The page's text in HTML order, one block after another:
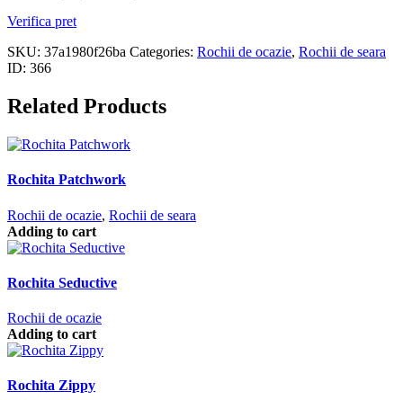
Verifica pret
SKU: 37a1980f26ba Categories: Rochii de ocazie, Rochii de seara
ID: 366
Related Products
Rochita Patchwork
Rochii de ocazie, Rochii de seara
Adding to cart
Rochita Seductive
Rochii de ocazie
Adding to cart
Rochita Zippy